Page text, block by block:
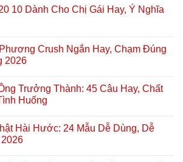
10 Dành Cho Chị Gái Hay, Ý Nghĩa
Crush Ngắn Hay, Chạm Đúng
2026
Trưởng Thành: 45 Câu Hay, Chất
Huống
Hài Hước: 24 Mẫu Dễ Dùng, Dễ